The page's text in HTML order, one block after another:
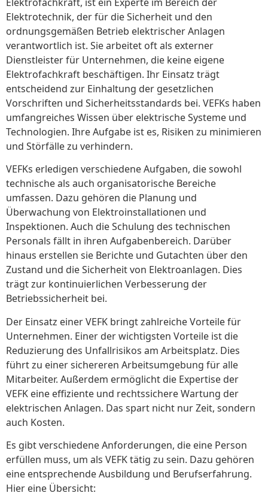
Elektrotechnik, der für die Sicherheit und den
ordnungsgemäßen Betrieb elektrischer Anlagen
verantwortlich ist. Sie arbeitet oft als externer
Dienstleister für Unternehmen, die keine eigene
Elektrofachkraft beschäftigen. Ihr Einsatz trägt
entscheidend zur Einhaltung der gesetzlichen
Vorschriften und Sicherheitsstandards bei. VEFKs haben
umfangreiches Wissen über elektrische Systeme und
Technologien. Ihre Aufgabe ist es, Risiken zu minimieren
und Störfälle zu verhindern.
VEFKs erledigen verschiedene Aufgaben, die sowohl
technische als auch organisatorische Bereiche
umfassen. Dazu gehören die Planung und
Überwachung von Elektroinstallationen und
Inspektionen. Auch die Schulung des technischen
Personals fällt in ihren Aufgabenbereich. Darüber
hinaus erstellen sie Berichte und Gutachten über den
Zustand und die Sicherheit von Elektroanlagen. Dies
trägt zur kontinuierlichen Verbesserung der
Betriebssicherheit bei.
Der Einsatz einer VEFK bringt zahlreiche Vorteile für
Unternehmen. Einer der wichtigsten Vorteile ist die
Reduzierung des Unfallrisikos am Arbeitsplatz. Dies
führt zu einer sichereren Arbeitsumgebung für alle
Mitarbeiter. Außerdem ermöglicht die Expertise der
VEFK eine effiziente und rechtssichere Wartung der
elektrischen Anlagen. Das spart nicht nur Zeit, sondern
auch Kosten.
Es gibt verschiedene Anforderungen, die eine Person
erfüllen muss, um als VEFK tätig zu sein. Dazu gehören
eine entsprechende Ausbildung und Berufserfahrung.
Hier eine Übersicht: